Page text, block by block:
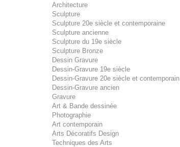
Architecture
Sculpture
Sculpture 20e siècle et contemporaine
Sculpture ancienne
Sculpture du 19e siècle
Sculpture Bronze
Dessin Gravure
Dessin-Gravure 19e siècle
Dessin-Gravure 20e siècle et contemporain
Dessin-Gravure ancien
Gravure
Art & Bande dessinée
Photographie
Art contemporain
Arts Décoratifs Design
Techniques des Arts